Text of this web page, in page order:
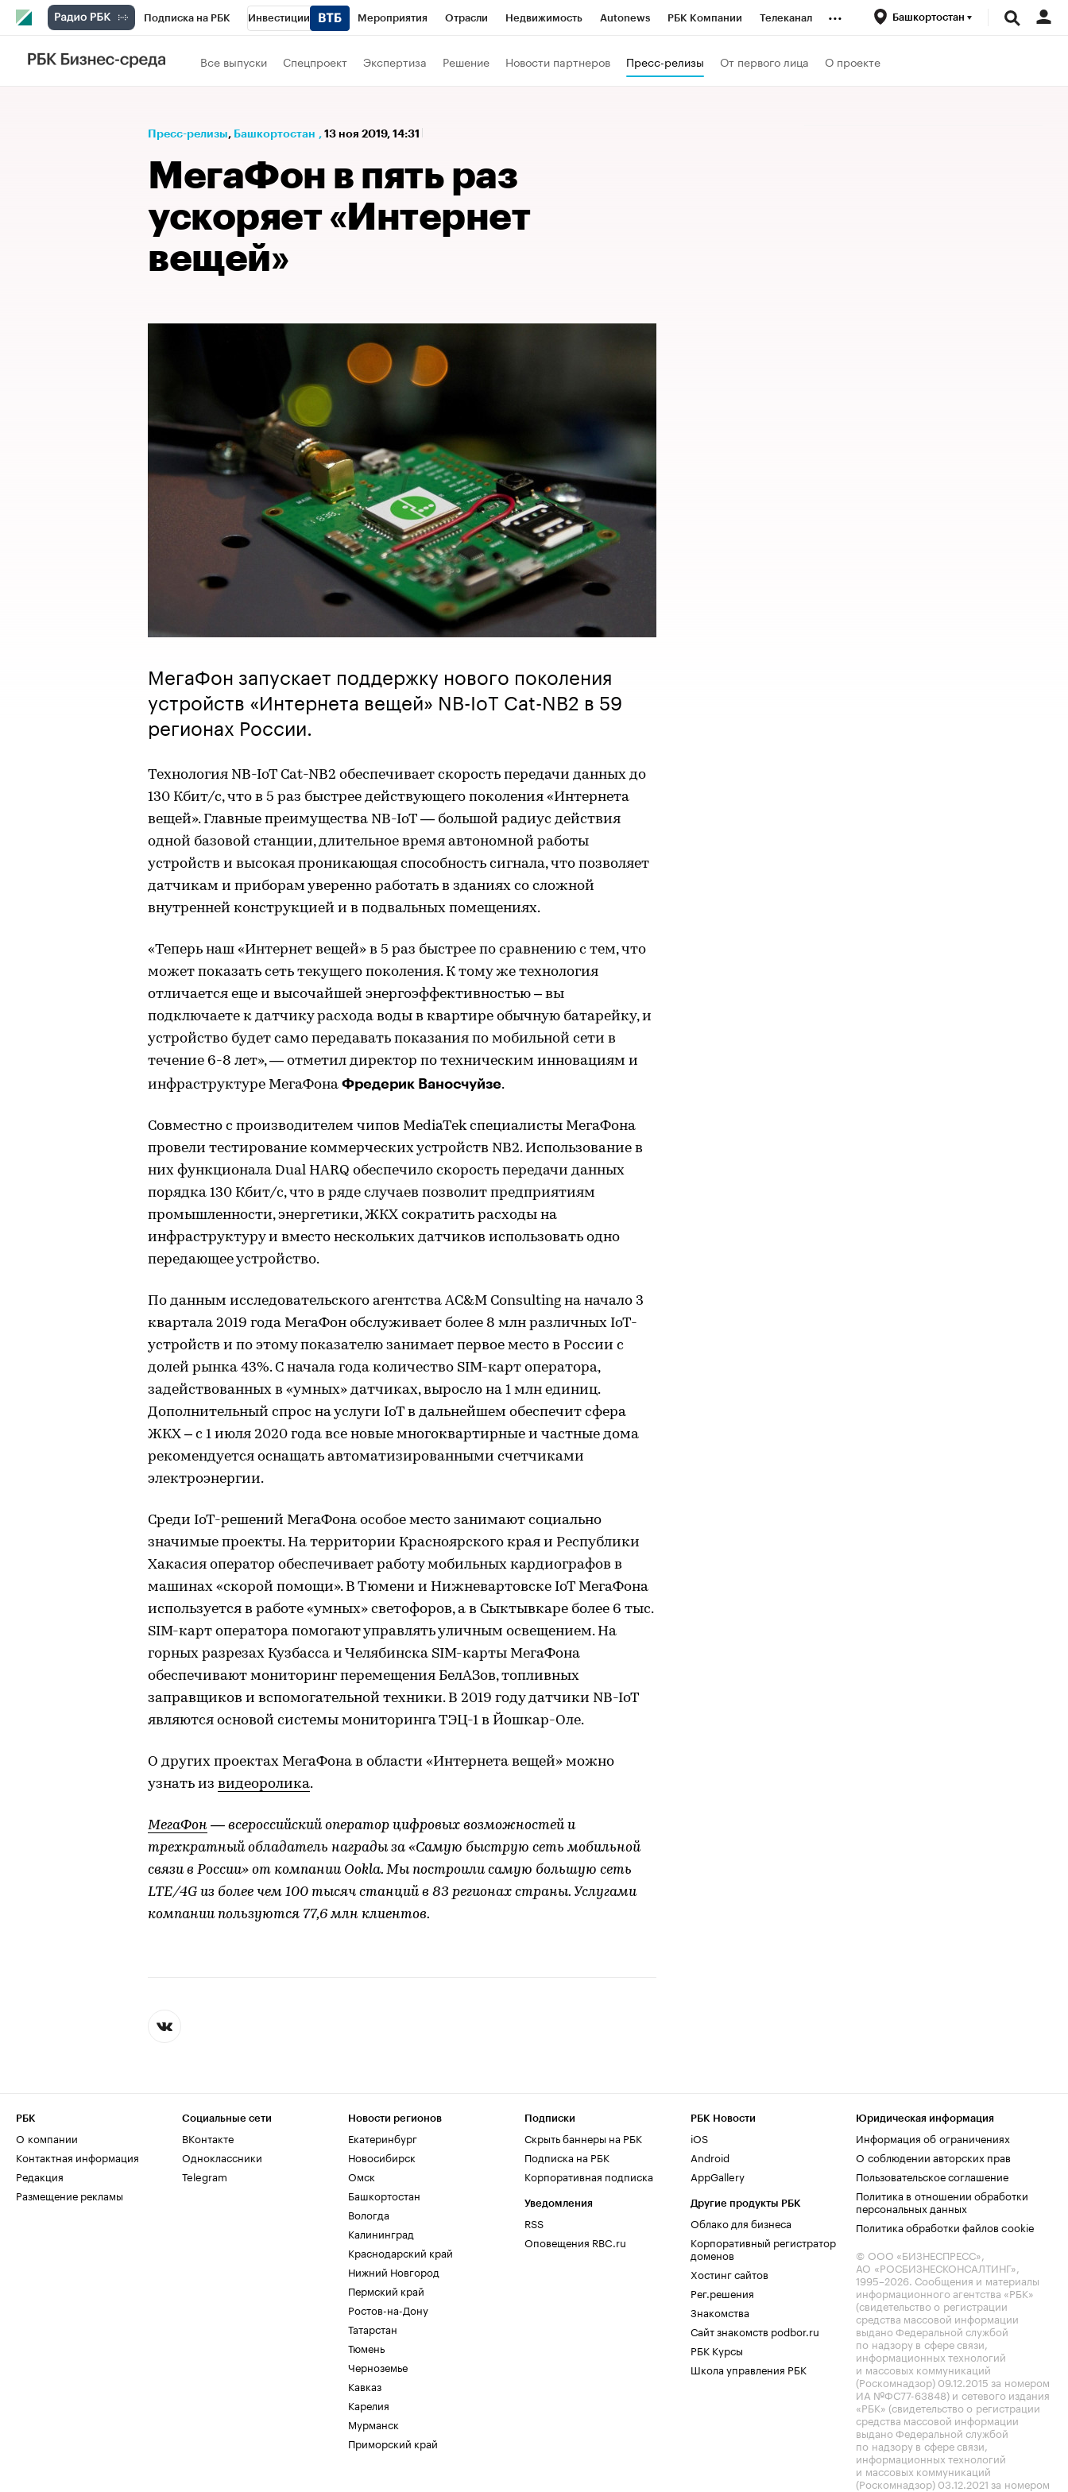
Подписка на РБК Инвестиции Мероприятия Отрасли Недвижимость Autonews РБК Компании Телеканал
РБК Вино
Проверка контрагентов
... Башкортостан
Все выпуски Спецпроект Экспертиза Решение Новости партнеров Пресс-релизы От первого лица О проекте
Пресс-релизы⁠, Башкортостан , 13 ноя 2019, 14:31
МегаФон в пять раз
ускоряет «Интернет
вещей»
МегаФон запускает поддержку нового поколения
устройств «Интернета вещей» NB-IoT Cat-NB2 в 59
регионах России.
Технология NB-IoT Cat-NB2 обеспечивает скорость передачи данных до
130 Кбит/с, что в 5 раз быстрее действующего поколения «Интернета
вещей». Главные преимущества NB-IoT — большой радиус действия
одной базовой станции, длительное время автономной работы
устройств и высокая проникающая способность сигнала, что позволяет
датчикам и приборам уверенно работать в зданиях со сложной
внутренней конструкцией и в подвальных помещениях.
«Теперь наш «Интернет вещей» в 5 раз быстрее по сравнению с тем, что
может показать сеть текущего поколения. К тому же технология
отличается еще и высочайшей энергоэффективностью – вы
подключаете к датчику расхода воды в квартире обычную батарейку, и
устройство будет само передавать показания по мобильной сети в
течение 6-8 лет», — отметил директор по техническим инновациям и
инфраструктуре МегаФона Фредерик Ваносчуйзе.
Совместно с производителем чипов MediaTek специалисты МегаФона
провели тестирование коммерческих устройств NB2. Использование в
них функционала Dual HARQ обеспечило скорость передачи данных
порядка 130 Кбит/с, что в ряде случаев позволит предприятиям
промышленности, энергетики, ЖКХ сократить расходы на
инфраструктуру и вместо нескольких датчиков использовать одно
передающее устройство.
По данным исследовательского агентства AC&M Consulting на начало 3
квартала 2019 года МегаФон обслуживает более 8 млн различных IoT-
устройств и по этому показателю занимает первое место в России с
долей рынка 43%. С начала года количество SIM-карт оператора,
задействованных в «умных» датчиках, выросло на 1 млн единиц.
Дополнительный спрос на услуги IoT в дальнейшем обеспечит сфера
ЖКХ – с 1 июля 2020 года все новые многоквартирные и частные дома
рекомендуется оснащать автоматизированными счетчиками
электроэнергии.
Среди IoT-решений МегаФона особое место занимают социально
значимые проекты. На территории Красноярского края и Республики
Хакасия оператор обеспечивает работу мобильных кардиографов в
машинах «скорой помощи». В Тюмени и Нижневартовске IoT МегаФона
используется в работе «умных» светофоров, а в Сыктывкаре более 6 тыс.
SIM-карт оператора помогают управлять уличным освещением. На
горных разрезах Кузбасса и Челябинска SIM-карты МегаФона
обеспечивают мониторинг перемещения БелАЗов, топливных
заправщиков и вспомогательной техники. В 2019 году датчики NB-IoT
являются основой системы мониторинга ТЭЦ-1 в Йошкар-Оле.
О других проектах МегаФона в области «Интернета вещей» можно
узнать из видеоролика.
МегаФон — всероссийский оператор цифровых возможностей и
трехкратный обладатель награды за «Самую быструю сеть мобильной
связи в России» от компании Ookla. Мы построили самую большую сеть
LTE/4G из более чем 100 тысяч станций в 83 регионах страны. Услугами
компании пользуются 77,6 млн клиентов.
РБК
О компании
Контактная информация
Редакция
Размещение рекламы
Социальные сети
ВКонтакте
Одноклассники
Telegram
Новости регионов
Екатеринбург
Новосибирск
Омск
Башкортостан
Вологда
Калининград
Краснодарский край
Нижний Новгород
Пермский край
Ростов-на-Дону
Татарстан
Тюмень
Черноземье
Кавказ
Карелия
Мурманск
Приморский край
Подписки
Скрыть баннеры на РБК
Подписка на РБК
Корпоративная подписка
Уведомления
RSS
Оповещения RBC.ru
РБК Новости
iOS
Android
AppGallery
Другие продукты РБК
Облако для бизнеса
Корпоративный регистратор
доменов
Хостинг сайтов
Рег.решения
Знакомства
Сайт знакомств podbor.ru
РБК Курсы
Школа управления РБК
Юридическая информация
Информация об ограничениях
О соблюдении авторских прав
Пользовательское соглашение
Политика в отношении обработки
персональных данных
Политика обработки файлов cookie
© ООО «БИЗНЕСПРЕСС»,
АО «РОСБИЗНЕСКОНСАЛТИНГ»,
1995–2026. Сообщения и материалы
информационного агентства «РБК»
(свидетельство о регистрации
средства массовой информации
выдано Федеральной службой
по надзору в сфере связи,
информационных технологий
и массовых коммуникаций
(Роскомнадзор) 09.12.2015 за номером
ИА №ФС77-63848) и сетевого издания
«РБК» (свидетельство о регистрации
средства массовой информации
выдано Федеральной службой
по надзору в сфере связи,
информационных технологий
и массовых коммуникаций
(Роскомнадзор) 03.12.2021 за номером